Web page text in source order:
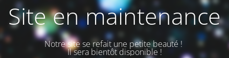
Site en maintenance
Notre site se refait une petite beauté !
Il sera bientôt disponible !